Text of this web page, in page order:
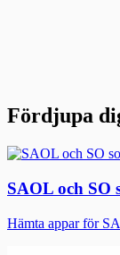
Fördjupa
SAOL och SO
Hämta appar för